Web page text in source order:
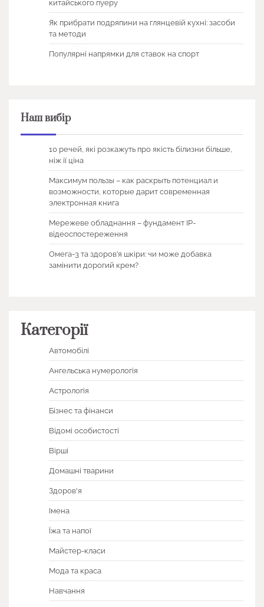
китайського пуеру
Як прибрати подряпини на глянцевій кухні: засоби
та методи
Популярні напрямки для ставок на спорт
Наш вибір
10 речей, які розкажуть про якість білизни більше,
ніж її ціна
Максимум пользы – как раскрыть потенциал и
возможности, которые дарит современная
электронная книга
Мережеве обладнання – фундамент IP-
відеоспостереження
Омега-3 та здоров’я шкіри: чи може добавка
замінити дорогий крем?
Категорії
Автомобілі
Ангельська нумерологія
Астрологія
Бізнес та фінанси
Відомі особистості
Вірші
Домашні тварини
Здоров'я
Імена
Їжа та напої
Майстер-класи
Мода та краса
Навчання